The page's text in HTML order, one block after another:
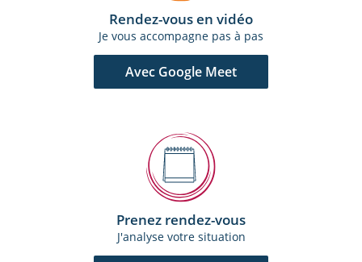
Prenez rendez-vous
J'analyse votre situation
Rendez-vous en vidéo
Je vous accompagne pas à pas
Avec Google Meet